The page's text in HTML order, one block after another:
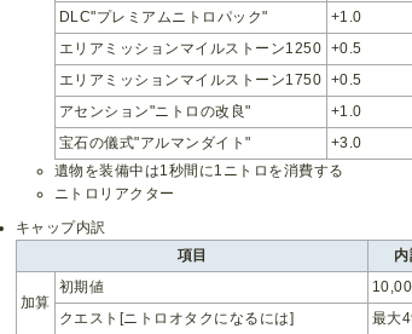
DLC"プレミアムニトロパック"
+1.0
エリアミッションマイルストーン1250 +0.5
エリアミッションマイルストーン1750 +0.5
アセンション"ニトロの改良"
+1.0
宝石の儀式"アルマンダイト"
+3.0
遺物を装備中は1秒間に1ニトロを消費する
ニトロリアクター
キャップ内訳
項目
加算
初期値
クエスト[ニトロオタクになるには]
最大